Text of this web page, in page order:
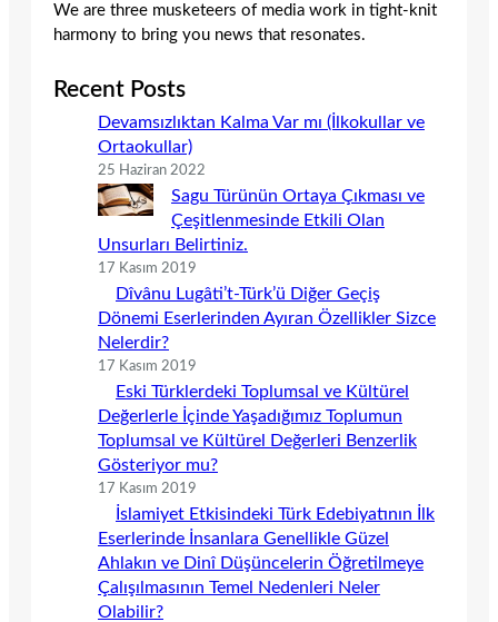
We are three musketeers of media work in tight-knit
harmony to bring you news that resonates.
Recent Posts
Devamsızlıktan Kalma Var mı (İlkokullar ve
Ortaokullar)
25 Haziran 2022
Sagu Türünün Ortaya Çıkması ve
Çeşitlenmesinde Etkili Olan
Unsurları Belirtiniz.
17 Kasım 2019
Dîvânu Lugâti’t-Türk’ü Diğer Geçiş
Dönemi Eserlerinden Ayıran Özellikler Sizce
Nelerdir?
17 Kasım 2019
Eski Türklerdeki Toplumsal ve Kültürel
Değerlerle İçinde Yaşadığımız Toplumun
Toplumsal ve Kültürel Değerleri Benzerlik
Gösteriyor mu?
17 Kasım 2019
İslamiyet Etkisindeki Türk Edebiyatının İlk
Eserlerinde İnsanlara Genellikle Güzel
Ahlakın ve Dinî Düşüncelerin Öğretilmeye
Çalışılmasının Temel Nedenleri Neler
Olabilir?